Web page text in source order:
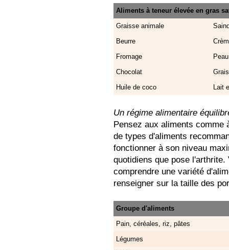
Aliments à teneur élevée en gras
Graisse animale
Beurre
Fromage
Chocolat
Huile de coco
Lait
Un régime alimentaire
Pensez aux aliments comme
de types d'aliments
fonctionner à son niveau
quotidiens que pose
comprendre une variété
renseigner sur la taille des
Groupe d'aliments
Pain, céréales, riz, pâtes
Légumes